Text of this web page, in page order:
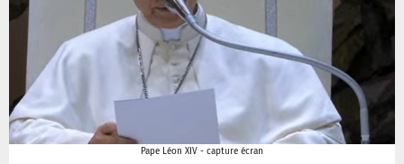
Pape Léon XIV - capture écran